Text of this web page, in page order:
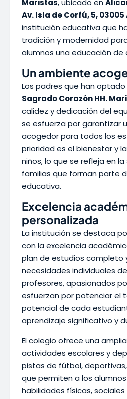
Av. Isla de Corfú, 5,
institución educativa que
tradición y modernidad
alumnos una educación de
Un ambiente
Los padres que han optado
Sagrado Corazón HH.
calidez y dedicación del
se esfuerza por garantizar
acogedor para todos los
prioridad es el bienestar y
niños, lo que se refleja en
familias que forman parte
educativa.
Excelencia
personalizada
La institución se destaca
con la excelencia
plan de estudios completo
necesidades individuales
profesores, apasionados
esfuerzan por potenciar el
potencial de cada
aprendizaje significativo y
El colegio ofrece una
actividades escolares y
pistas de fútbol,
que permiten a los
habilidades físicas,